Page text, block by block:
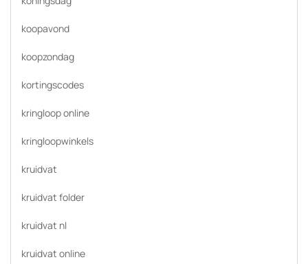
koopavond
koopzondag
kortingscodes
kringloop online
kringloopwinkels
kruidvat
kruidvat folder
kruidvat nl
kruidvat online